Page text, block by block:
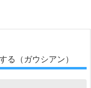
る（ガウシアン）